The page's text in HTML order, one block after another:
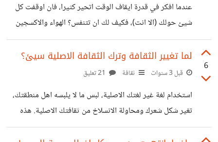
ان اتخاذ عنوانا للعام ساعدها كثيرا في التركيز اكثر على الزيادة
من المطلوب منها في ذلك العام، فبدلا
عندما افكر في قدرة ايقاف الوقت اتحير كثيرا، فان اوقفت كل
شيئ حولك (الا انت)، فكيف لك ان تتنفس؟ الهواء والاكسجين
اكيد انه توقف ايضا عن الحركة، فلن يمكنه الوصول اليك، فاما ان
يكون لك جهاز تنفس عظيم يستطيع سحب الهواء من بعيد فهكذا
لن يفرق معك، او تحبس انفاسك طوال فترة ايقاف الوقت. ولم
القدرات، فاليك بعض القدرات الخارقة مع مشاكل "علمية" -او
على الاقل هذا ما اراه
6
لما تغيير الثقافة وترك الثقافة الاصلية سيئ؟
قبل 3 سنوات ثقافة
استخدام لغة غير لغتك الاصلية، لبس ما لا يلبسه اهل منطقتك،
تغير شكل شعرك ومحاولة الانسلاخ من ثقافتك الاصلية. هذه
واحدة من آفات جيلنا الحالي، وهذه الآفة تأتي فقط للحضارات